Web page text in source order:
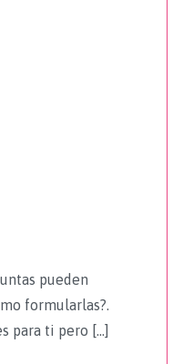
pueden
formularlas?.
para ti pero […]